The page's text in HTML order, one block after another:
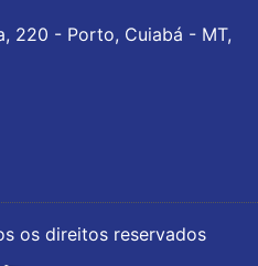
220 - Porto, Cuiabá - MT,
os direitos reservados